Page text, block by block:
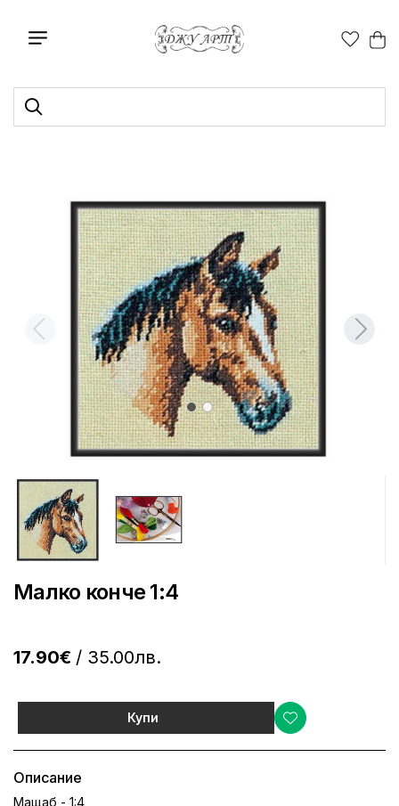
Малко конче 1:4
17.90€ / 35.00лв.
Купи
Описание
Мащаб - 1:4